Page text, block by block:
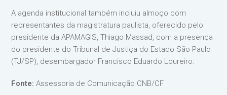
A agenda institucional também incluiu almoço com
representantes da magistratura paulista, oferecido pelo
presidente da APAMAGIS, Thiago Massad, com a presença
do presidente do Tribunal de Justiça do Estado São Paulo
(TJ/SP), desembargador Francisco Eduardo Loureiro.
Fonte:Assessoria de Comunicação CNB/CF